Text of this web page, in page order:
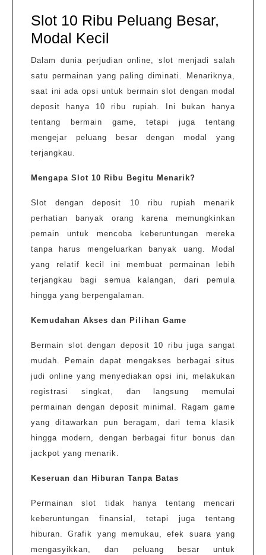
Slot 10 Ribu Peluang Besar,
Modal Kecil
Dalam dunia perjudian online, slot menjadi salah
satu permainan yang paling diminati. Menariknya,
saat ini ada opsi untuk bermain slot dengan modal
deposit hanya 10 ribu rupiah. Ini bukan hanya
tentang bermain game, tetapi juga tentang
mengejar peluang besar dengan modal yang
terjangkau.
Mengapa Slot 10 Ribu Begitu Menarik?
Slot dengan deposit 10 ribu rupiah menarik
perhatian banyak orang karena memungkinkan
pemain untuk mencoba keberuntungan mereka
tanpa harus mengeluarkan banyak uang. Modal
yang relatif kecil ini membuat permainan lebih
terjangkau bagi semua kalangan, dari pemula
hingga yang berpengalaman.
Kemudahan Akses dan Pilihan Game
Bermain slot dengan deposit 10 ribu juga sangat
mudah. Pemain dapat mengakses berbagai situs
judi online yang menyediakan opsi ini, melakukan
registrasi singkat, dan langsung memulai
permainan dengan deposit minimal. Ragam game
yang ditawarkan pun beragam, dari tema klasik
hingga modern, dengan berbagai fitur bonus dan
jackpot yang menarik.
Keseruan dan Hiburan Tanpa Batas
Permainan slot tidak hanya tentang mencari
keberuntungan finansial, tetapi juga tentang
hiburan. Grafik yang memukau, efek suara yang
mengasyikkan, dan peluang besar untuk